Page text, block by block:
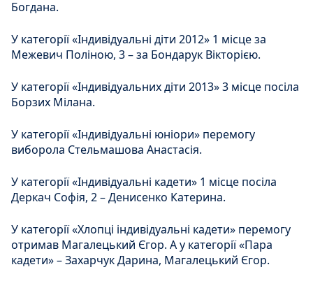
Богдана.
У категорії «Індивідуальні діти 2012» 1 місце за
Межевич Поліною, 3 – за Бондарук Вікторією.
У категорії «Індивідуальних діти 2013» 3 місце посіла
Борзих Мілана.
У категорії «Індивідуальні юніори» перемогу
виборола Стельмашова Анастасія.
У категорії «Індивідуальні кадети» 1 місце посіла
Деркач Софія, 2 – Денисенко Катерина.
У категорії «Хлопці індивідуальні кадети» перемогу
отримав Магалецький Єгор. А у категорії «Пара
кадети» – Захарчук Дарина, Магалецький Єгор.